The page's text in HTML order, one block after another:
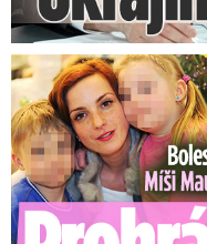
Zdroj: Facebook
Bolestné vzpomínky